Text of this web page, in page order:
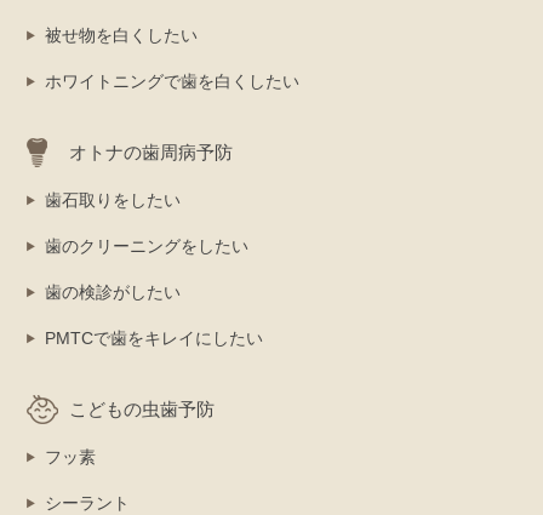
被せ物を白くしたい
ホワイトニングで歯を白くしたい
オトナの歯周病予防
歯石取りをしたい
歯のクリーニングをしたい
歯の検診がしたい
PMTCで歯をキレイにしたい
こどもの虫歯予防
フッ素
シーラント